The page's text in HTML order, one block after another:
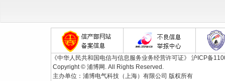
《中华人民共和国电信与信息服务业务经营许可证》 沪ICP备
Copyright © 浦博网. All Rights Reserved.
主办单位：浦博电气科技（上海）有限公司 版权所有